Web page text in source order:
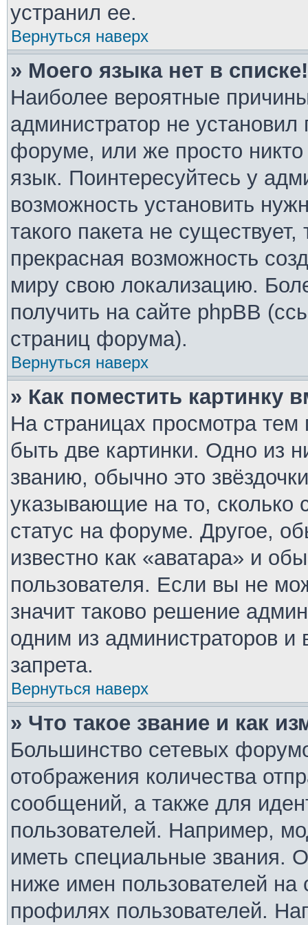
устранил ее.
Вернуться наверх
» Моего языка нет в списке!
Наиболее вероятные
администратор не
форуме, или же просто
язык. Поинтересуйтесь у
возможность установить
такого пакета не
прекрасная возможность
миру свою локализацию.
получить на сайте phpBB
страниц форума).
Вернуться наверх
» Как поместить картинку
На страницах просмотра тем
быть две картинки. Одно из
званию, обычно это
указывающие на то,
статус на форуме. Другое,
известно как «аватара» и
пользователя. Если вы не
значит таково решение
одним из администраторов и
запрета.
Вернуться наверх
» Что такое звание и как
Большинство сетевых
отображения количества
сообщений, а также для
пользователей. Например,
иметь специальные звания.
ниже имен пользователей на
профилях пользователей.